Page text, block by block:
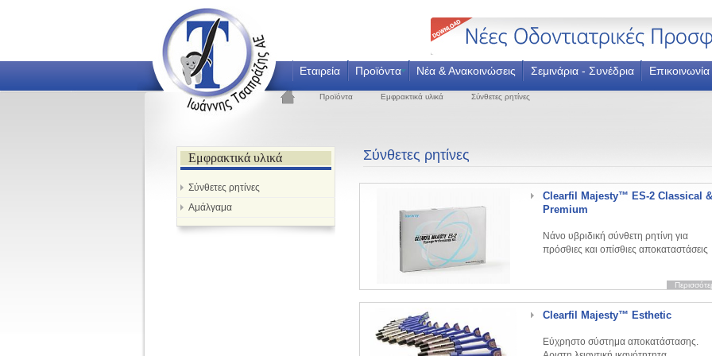
Εταιρεία Προϊόντα Νέα & Ανακοινώσεις Σεμινάρια - Συνέδρια Επικοινωνία
Προϊόντα Εμφρακτικά υλικά Σύνθετες ρητίνες
Εμφρακτικά υλικά
Σύνθετες ρητίνες
Αμάλγαμα
Σύνθετες ρητίνες
Clearfil Majesty™ ES-2 Classical &
Premium
Νάνο υβριδική σύνθετη ρητίνη για
πρόσθιες και οπίσθιες αποκαταστάσεις
Clearfil Majesty™ Esthetic
Εύχρηστο σύστημα αποκατάστασης.